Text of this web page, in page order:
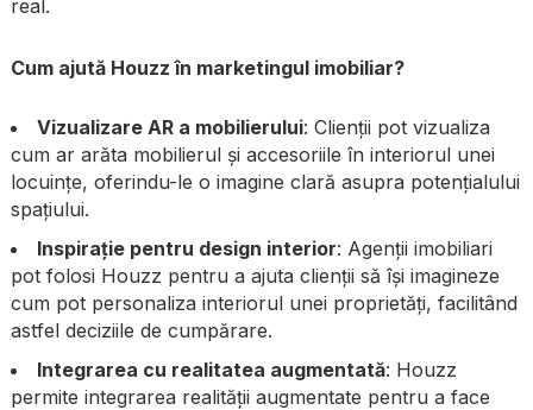
real.
Cum ajută Houzz în marketingul imobiliar?
Vizualizare AR a mobilierului: Clienții pot vizualiza
cum ar arăta mobilierul și accesoriile în interiorul unei
locuințe, oferindu-le o imagine clară asupra potențialului
spațiului.
Inspirație pentru design interior: Agenții imobiliari
pot folosi Houzz pentru a ajuta clienții să își imagineze
cum pot personaliza interiorul unei proprietăți, facilitând
astfel deciziile de cumpărare.
Integrarea cu realitatea augmentată: Houzz
permite integrarea realității augmentate pentru a face